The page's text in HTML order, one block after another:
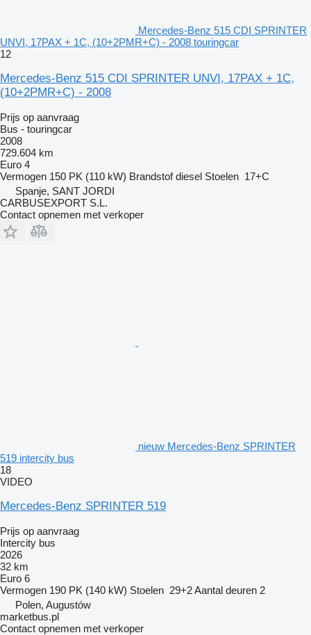
Mercedes-Benz 515 CDI SPRINTER
UNVI, 17PAX + 1C, (10+2PMR+C) - 2008 touringcar
12
Mercedes-Benz 515 CDI SPRINTER UNVI, 17PAX + 1C,
(10+2PMR+C) - 2008
Prijs op aanvraag
Bus - touringcar
2008
729.604 km
Euro 4
Vermogen 150 PK (110 kW) Brandstof diesel Stoelen 17+C
Spanje, SANT JORDI
CARBUSEXPORT S.L.
Contact opnemen met verkoper
nieuw Mercedes-Benz SPRINTER
519 intercity bus
18
VIDEO
Mercedes-Benz SPRINTER 519
Prijs op aanvraag
Intercity bus
2026
32 km
Euro 6
Vermogen 190 PK (140 kW) Stoelen 29+2Aantal deuren 2
Polen, Augustów
marketbus.pl
Contact opnemen met verkoper